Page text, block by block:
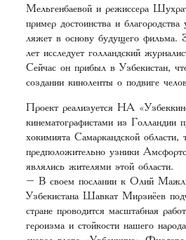
Мельгенбаевой и режиссера
пример достоинства и благородства
ляжет в основу будущего фильма.
лет исследует голландский
Сейчас он прибыл в Узбекистан,
создании киноленты о подвиге
Проект реализуется НА
кинематографистами из Голландии
хокимията Самаркандской области,
предположительно узники
являлись жителями этой области.
– В своем послании к Олий
Узбекистана Шавкат Мирзиёев
стране проводится масштабная
героизма и стойкости нашего